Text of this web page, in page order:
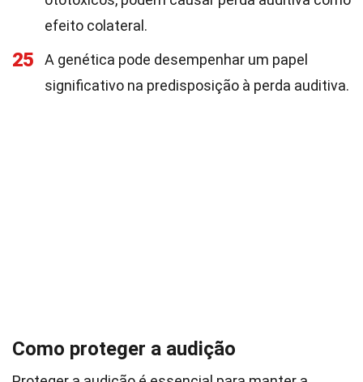
efeito colateral.
25
A genética pode desempenhar um papel
significativo na predisposição à perda auditiva.
Como proteger a audição